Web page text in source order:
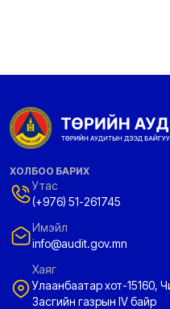
ХОЛБОО БАРИХ
Утас
(+976) 51-261745
Имэйл
info@audit.gov.mn
Хаяг
Улаанбаатар хот-15160,
Засгийн газрын IV байр